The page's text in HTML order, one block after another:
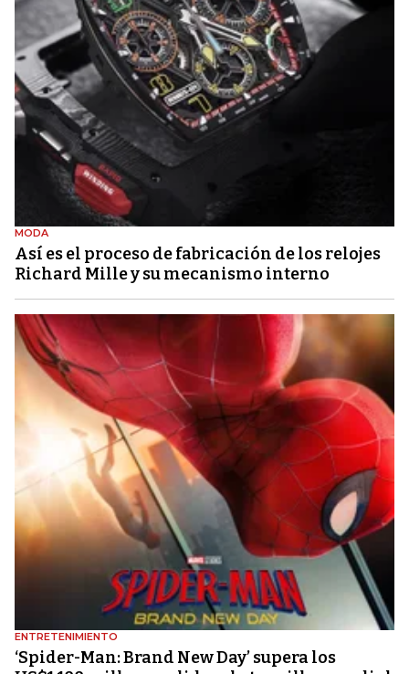
MODA
Así es el proceso de fabricación de los relojes
Richard Mille y su mecanismo interno
ENTRETENIMIENTO
‘Spider-Man: Brand New Day’ supera los